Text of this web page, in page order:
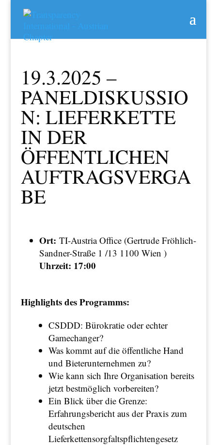
19.3.2025 –
PANELDISKUSSIO
N: LIEFERKETTE
IN DER
ÖFFENTLICHEN
AUFTRAGSVERGA
BE
Ort: TI-Austria Office (Gertrude Fröhlich-
Sandner-Straße 1 /13 1100 Wien )
Uhrzeit: 17:00
Highlights des Programms:
CSDDD: Bürokratie oder echter
Gamechanger?
Was kommt auf die öffentliche Hand
und Bieterunternehmen zu?
Wie kann sich Ihre Organisation bereits
jetzt bestmöglich vorbereiten?
Ein Blick über die Grenze:
Erfahrungsbericht aus der Praxis zum
deutschen
Lieferkettensorgfaltspflichtengesetz